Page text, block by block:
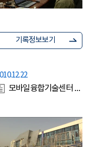
기록정보보기
모바일융합기술센터 개소식